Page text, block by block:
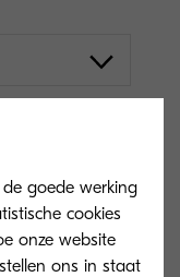
goede werking
cookies
onze website
ons in staat